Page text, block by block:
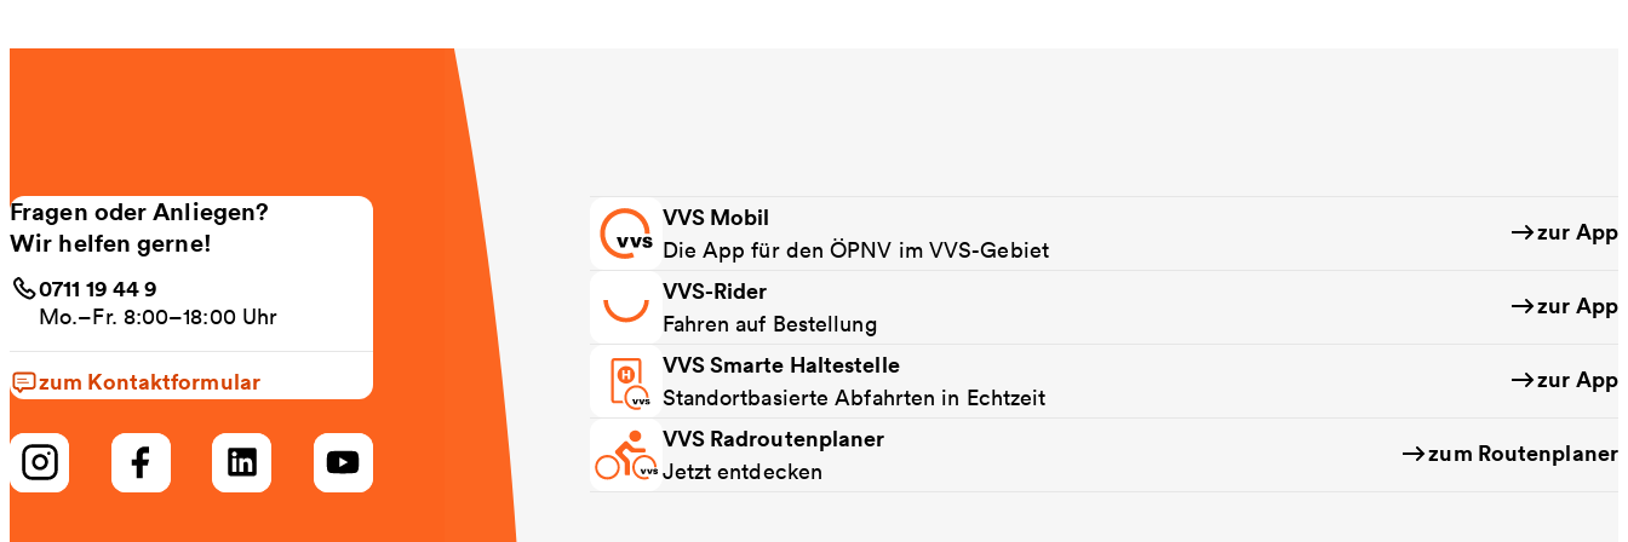
Fragen oder Anliegen?
Wir helfen gerne!
0711 19 44 9
Mo.–Fr. 8:00–18:00 Uhr
zum Kontaktformular
VVS Mobil
Die App für den ÖPNV im VVS-Gebiet
zur App
VVS-Rider
Fahren auf Bestellung
zur App
VVS Smarte Haltestelle
Standortbasierte Abfahrten in Echtzeit
zur App
VVS Radroutenplaner
Jetzt entdecken
zum Routenplaner